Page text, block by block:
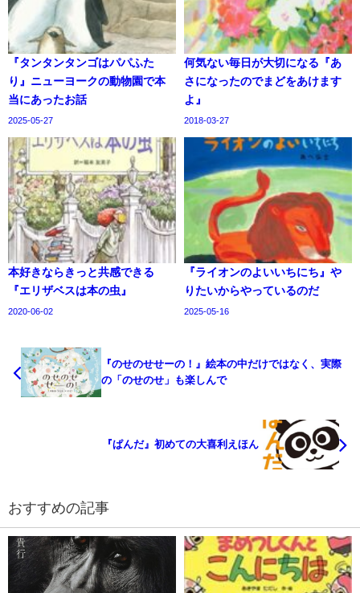
『タンタンタンゴはパパふた
り』ニューヨークの動物園で本
当にあったお話
2025-05-27
何気ない毎日が大切になる『あ
さになったのでまどをあけます
よ』
2018-03-27
本好きならきっと共感できる
『エリザベスは本の虫』
2020-06-02
『ライオンのよいいちにち』や
りたいからやっているのだ
2025-05-16
『のせのせせーの！』絵本の中だけではなく、実際
の「のせのせ」も楽しんで
『ぱんだ』初めての大喜利えほん
おすすめの記事